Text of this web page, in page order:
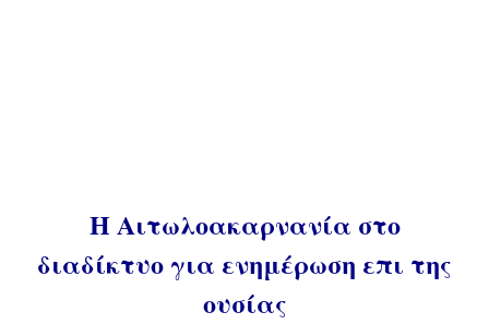
Η Αιτωλοακαρνανία στο
διαδίκτυο για ενημέρωση επι της
ουσίας